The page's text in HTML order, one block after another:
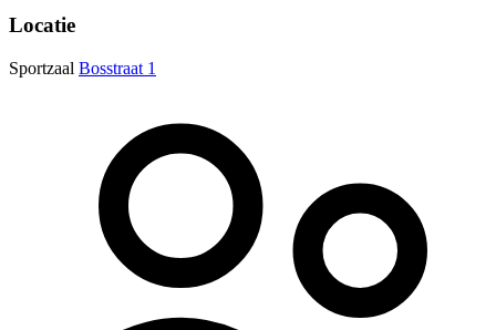
Locatie
Sportzaal Bosstraat 1